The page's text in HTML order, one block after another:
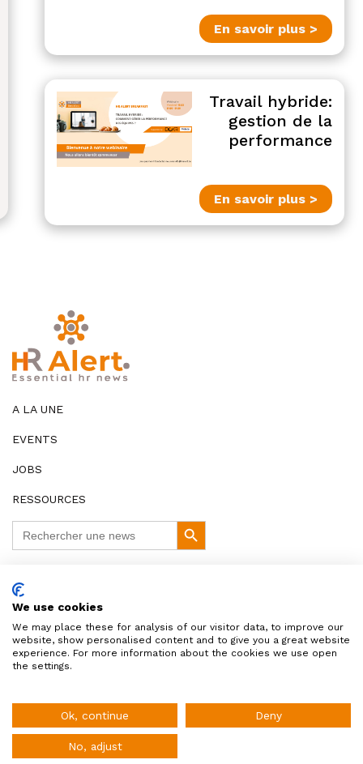
Inscription à la newsletter
En savoir plus >
Travail hybride:
gestion de la
performance
En savoir plus >
A LA UNE
EVENTS
JOBS
RESSOURCES
Search
Button
DISCLAIMER
COOKIES ET VIE PRIVÉE
© HR Alert 2026
We use cookies
We may place these for analysis of our visitor data, to improve our
website, show personalised content and to give you a great website
experience. For more information about the cookies we use open
the settings.
Ok, continue Deny
No, adjust